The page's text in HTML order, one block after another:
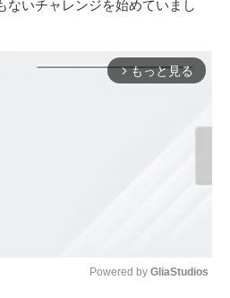
ないチャレンジを始めていまし
arrow_forward_ios もっと見る
Powered by GliaStudios